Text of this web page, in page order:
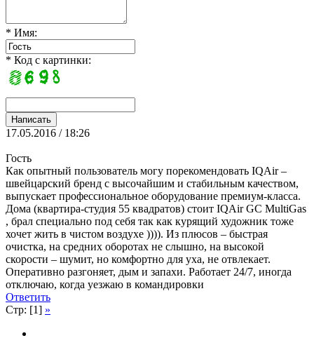
* Имя:
* Код с картинки:
17.05.2016 / 18:26
Гость
Как опытный пользователь могу порекомендовать IQAir –
швейцарский бренд с высочайшим и стабильным качеством,
выпускает профессиональное оборудование премиум-класса.
Дома (квартира-студия 55 квадратов) стоит IQAir GC MultiGas
, брал специально под себя так как курящий художник тоже
хочет жить в чистом воздухе )))). Из плюсов – быстрая
очистка, на средних оборотах не слышно, на высокой
скорости – шумит, но комфортно для уха, не отвлекает.
Оперативно разгоняет, дым и запахи. Работает 24/7, иногда
отключаю, когда уезжаю в командировки
Ответить
Стр: [1] »